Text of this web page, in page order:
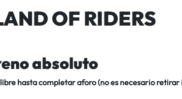
OF RIDERS
absoluto
hasta completar aforo (no es necesario